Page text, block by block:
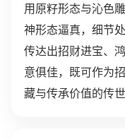
用原籽形态与沁色
神形态逼真，细节
传达出招财进宝、
意俱佳，既可作为
藏与传承价值的传世